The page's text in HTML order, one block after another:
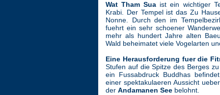
Wat Tham Sua ist ein wichtiger
Krabi. Der Tempel ist das Zu
Nonne. Durch den im
fuehrt ein sehr schoener
mehr als hundert Jahre alten
Wald beheimatet viele Vogelarten
Eine Herausforderung fuer die
Stufen auf die Spitze des Berges
ein Fussabdruck Buddhas
einer spektakulaeren Aussicht
der Andamanen See belohnt.